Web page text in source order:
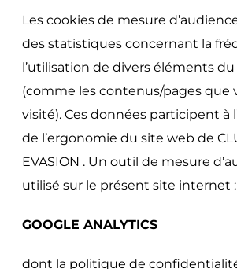
Les cookies de mesure
des statistiques concernant la
l’utilisation de divers éléments
(comme les contenus/pages que
visité). Ces données participent à
de l’ergonomie du site web de
EVASION . Un outil de mesure
utilisé sur le présent site internet :
GOOGLE ANALYTICS
dont la politique de